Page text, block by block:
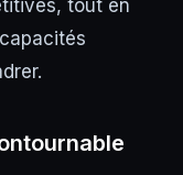
tout en